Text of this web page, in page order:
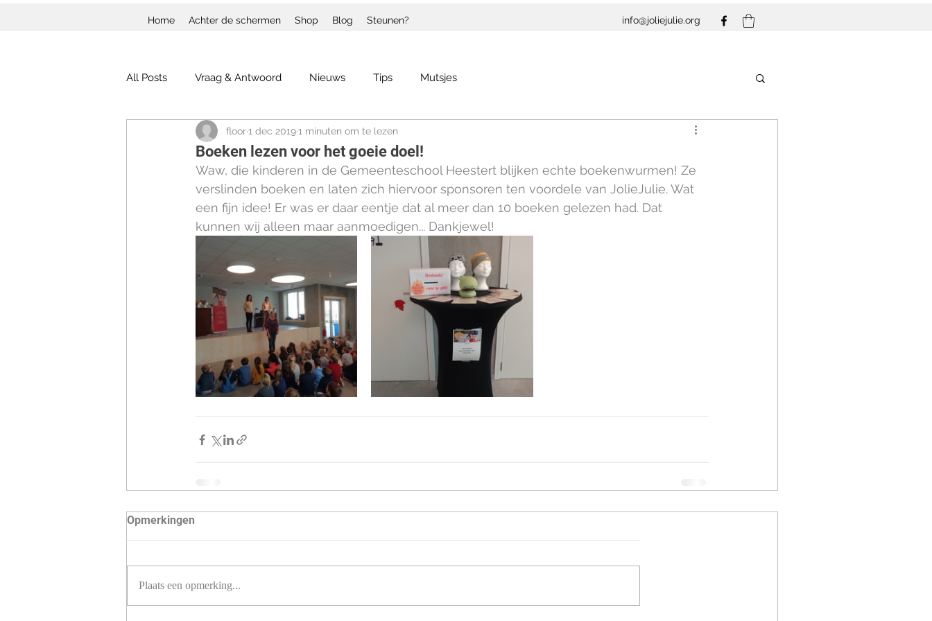
Home Achter de schermen Shop Blog Steunen? info@joliejulie.org
All Posts Vraag & Antwoord Nieuws Tips Mutsjes
Boeken lezen voor het goeie doel!
floor1 dec 20191 minuten om te lezen
Waw, die kinderen in de Gemeenteschool Heestert blijken echte boekenwurmen! Ze
verslinden boeken en laten zich hiervoor sponsoren ten voordele van JolieJulie. Wat
een fijn idee! Er was er daar eentje dat al meer dan 10 boeken gelezen had. Dat
kunnen wij alleen maar aanmoedigen... Dankjewel!
Opmerkingen
Plaats een opmerking...